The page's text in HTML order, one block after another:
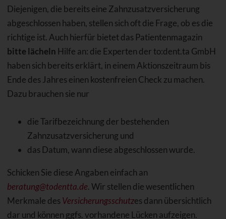
Diejenigen, die bereits eine Zahnzusatzversicherung
abgeschlossen haben, stellen sich oft die Frage, ob es die
richtige ist. Auch hierfür bietet das Patientenmagazin
bitte lächeln Hilfe an: die Experten der to:dent.ta GmbH
haben sich bereits erklärt, in einem Aktionszeitraum bis
Ende des Jahres einen kostenfreien Check zu machen.
Dazu brauchen sie nur
die Tarifbezeichnung der bestehenden
Zahnzusatzversicherung und
das Datum, wann diese abgeschlossen wurde.
Schicken Sie diese Angaben einfach an
beratung@todentta.de. Wir stellen die wesentlichen
Merkmale desVersicherungsschutzes dann übersichtlich
dar und können ggfs. vorhandene Lücken aufzeigen.